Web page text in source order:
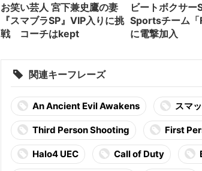
お笑い芸人 宮下兼史鷹の妻
『スマブラSP』VIP入りに挑
戦 コーチはkept
ビートボクサ
Sportsチーム「
に電撃加入
関連キーフレーズ
An Ancient Evil Awakens スマ
Third Person Shooting First
Halo4 UEC Call of Duty